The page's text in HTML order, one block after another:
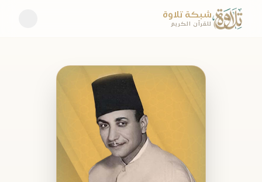
شبكة تلاوة
للقرآن الكريم